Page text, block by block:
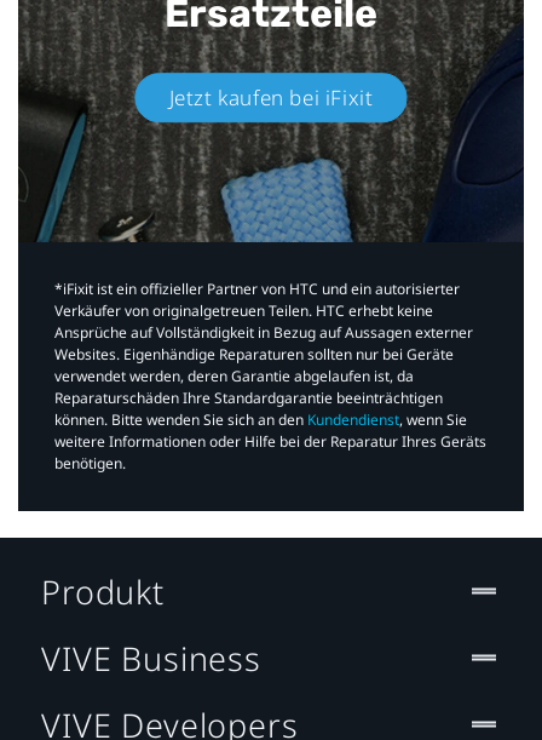
Ersatzteile
Jetzt kaufen bei iFixit​
*iFixit ist ein offizieller Partner von HTC und ein autorisierter
Verkäufer von originalgetreuen Teilen. HTC erhebt keine
Ansprüche auf Vollständigkeit in Bezug auf Aussagen externer
Websites. Eigenhändige Reparaturen sollten nur bei Geräte
verwendet werden, deren Garantie abgelaufen ist, da
Reparaturschäden Ihre Standardgarantie beeinträchtigen
können. Bitte wenden Sie sich an den Kundendienst, wenn Sie
weitere Informationen oder Hilfe bei der Reparatur Ihres Geräts
benötigen.​
Produkt
VIVE Business
VIVE Developers